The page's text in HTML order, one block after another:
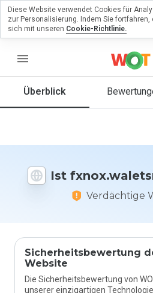
menu
Überblick
Ist
Verdächtige
Sicherheitsbewertung
Website
Die Sicherheitsbewertung von
unserer einzigartigen
Sie
zu
Wie
Website
Skala von
1 bis 5
bewerten?
Diese Website verwendet Cookies für
zur Personalisierung. Indem Sie fortfahren,
sich mit unseren Cookie-Richtlinie.